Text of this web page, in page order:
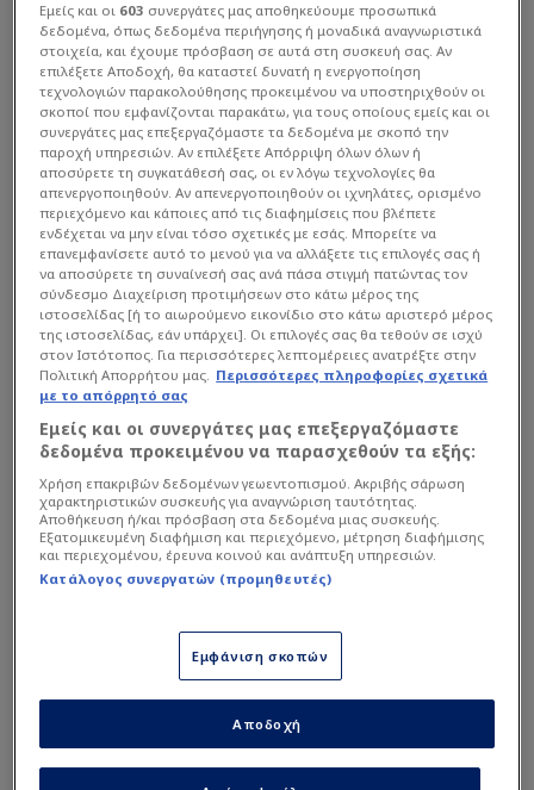
Super League| 05/08 - 17:00
Δυνατό μπάσιμο από ελληνική ομάδα
για Μπακασέτα - Διαφωνία ΠΑΟ με
Πάντοβιτς
Ο Τάσος Μπακασέτας δεν έχει βρει...
Εμείς και οι 603 συνεργάτες μας αποθηκεύουμε προσωπικά
δεδομένα, όπως δεδομένα περιήγησης ή μοναδικά αναγνωριστικά
στοιχεία, και έχουμε πρόσβαση σε αυτά στη συσκευή σας. Αν
επιλέξετε Αποδοχή, θα καταστεί δυνατή η ενεργοποίηση
τεχνολογιών παρακολούθησης προκειμένου να υποστηριχθούν οι
σκοποί που εμφανίζονται παρακάτω, για τους οποίους εμείς και οι
συνεργάτες μας επεξεργαζόμαστε τα δεδομένα με σκοπό την
παροχή υπηρεσιών. Αν επιλέξετε Απόρριψη όλων όλων ή
αποσύρετε τη συγκατάθεσή σας, οι εν λόγω τεχνολογίες θα
απενεργοποιηθούν. Αν απενεργοποιηθούν οι ιχνηλάτες, ορισμένο
περιεχόμενο και κάποιες από τις διαφημίσεις που βλέπετε
ενδέχεται να μην είναι τόσο σχετικές με εσάς. Μπορείτε να
επανεμφανίσετε αυτό το μενού για να αλλάξετε τις επιλογές σας ή
να αποσύρετε τη συναίνεσή σας ανά πάσα στιγμή πατώντας τον
σύνδεσμο Διαχείριση προτιμήσεων στο κάτω μέρος της
ιστοσελίδας [ή το αιωρούμενο εικονίδιο στο κάτω αριστερό μέρος
της ιστοσελίδας, εάν υπάρχει]. Οι επιλογές σας θα τεθούν σε ισχύ
στον Ιστότοπος. Για περισσότερες λεπτομέρειες ανατρέξτε στην
Πολιτική Απορρήτου μας. Περισσότερες πληροφορίες σχετικά
με το απόρρητό σας
Εμείς και οι συνεργάτες μας επεξεργαζόμαστε
δεδομένα προκειμένου να παρασχεθούν τα εξής:
Χρήση επακριβών δεδομένων γεωεντοπισμού. Ακριβής σάρωση
χαρακτηριστικών συσκευής για αναγνώριση ταυτότητας.
Αποθήκευση ή/και πρόσβαση στα δεδομένα μιας συσκευής.
Εξατομικευμένη διαφήμιση και περιεχόμενο, μέτρηση διαφήμισης
και περιεχομένου, έρευνα κοινού και ανάπτυξη υπηρεσιών.
Κατάλογος συνεργατών (προμηθευτές)
Εμφάνιση σκοπών
Αποδοχή